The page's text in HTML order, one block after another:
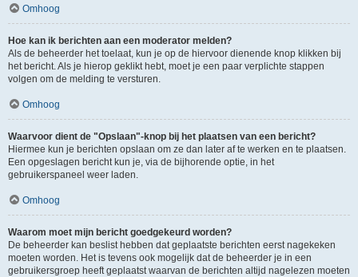
Omhoog
Hoe kan ik berichten aan een moderator melden?
Als de beheerder het toelaat, kun je op de hiervoor dienende knop klikken bij
het bericht. Als je hierop geklikt hebt, moet je een paar verplichte stappen
volgen om de melding te versturen.
Omhoog
Waarvoor dient de "Opslaan"-knop bij het plaatsen van een bericht?
Hiermee kun je berichten opslaan om ze dan later af te werken en te plaatsen.
Een opgeslagen bericht kun je, via de bijhorende optie, in het
gebruikerspaneel weer laden.
Omhoog
Waarom moet mijn bericht goedgekeurd worden?
De beheerder kan beslist hebben dat geplaatste berichten eerst nagekeken
moeten worden. Het is tevens ook mogelijk dat de beheerder je in een
gebruikersgroep heeft geplaatst waarvan de berichten altijd nagelezen moeten